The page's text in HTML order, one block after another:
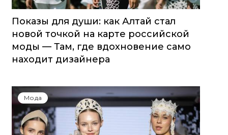
Показы для души: как Алтай стал
новой точкой на карте российской
моды — Там, где вдохновение само
находит дизайнера
Мода